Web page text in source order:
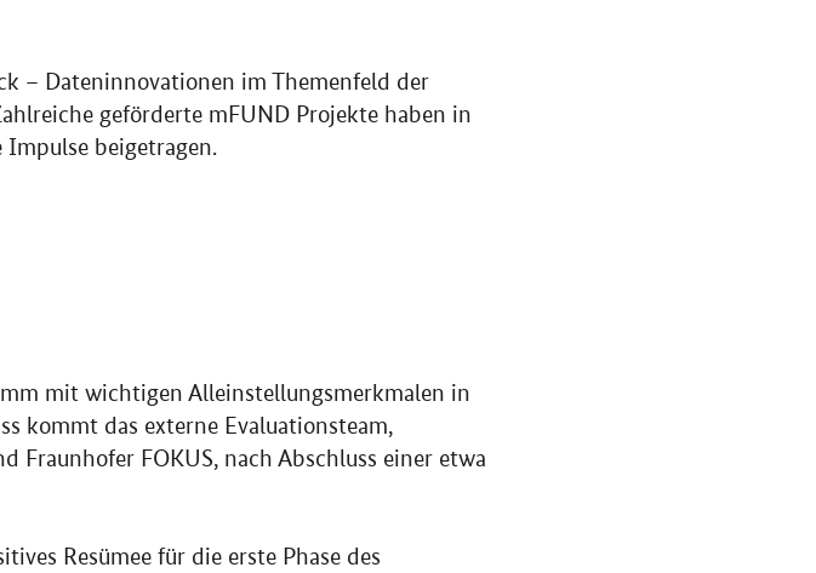
– Dateninnovationen im Themenfeld der
geförderte mFUND Projekte haben in
beigetragen.
mit wichtigen Alleinstellungsmerkmalen in
kommt das externe Evaluationsteam,
Fraunhofer FOKUS, nach Abschluss einer etwa
Resümee für die erste Phase des